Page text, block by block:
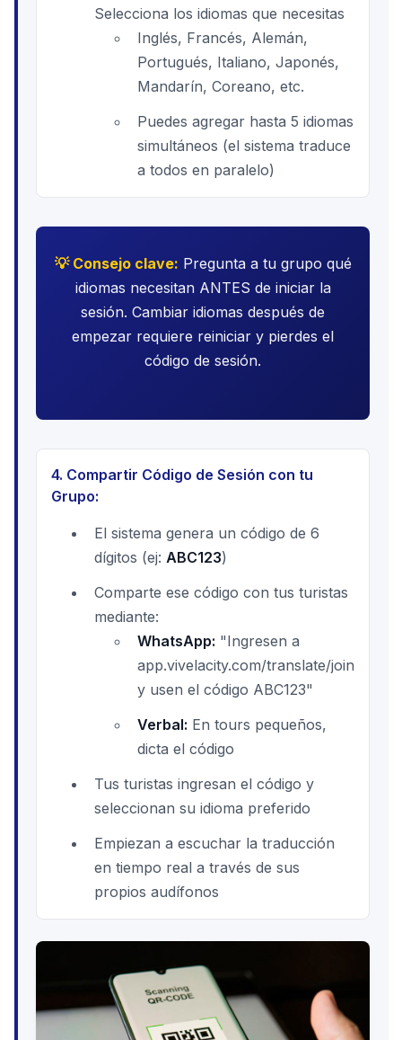
Selecciona los idiomas que necesitas
Inglés, Francés, Alemán,
Portugués, Italiano, Japonés,
Mandarín, Coreano, etc.
Puedes agregar hasta 5 idiomas
simultáneos (el sistema traduce
a todos en paralelo)
💡 Consejo clave: Pregunta a tu grupo qué
idiomas necesitan ANTES de iniciar la
sesión. Cambiar idiomas después de
empezar requiere reiniciar y pierdes el
código de sesión.
4. Compartir Código de Sesión con tu
Grupo:
El sistema genera un código de 6
dígitos (ej: ABC123)
Comparte ese código con tus turistas
mediante:
WhatsApp: "Ingresen a
app.vivelacity.com/translate/join
y usen el código ABC123"
Verbal: En tours pequeños,
dicta el código
Tus turistas ingresan el código y
seleccionan su idioma preferido
Empiezan a escuchar la traducción
en tiempo real a través de sus
propios audífonos